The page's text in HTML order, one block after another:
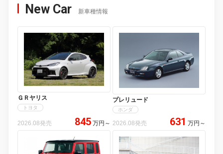
New Car 新車種情報
ＧＲヤリス
トヨタ
2026.08発売 845 万円 ～
プレリュード
ホンダ
2026.08発売 631 万円 ～